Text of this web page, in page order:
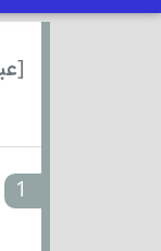
[عبارت]
1